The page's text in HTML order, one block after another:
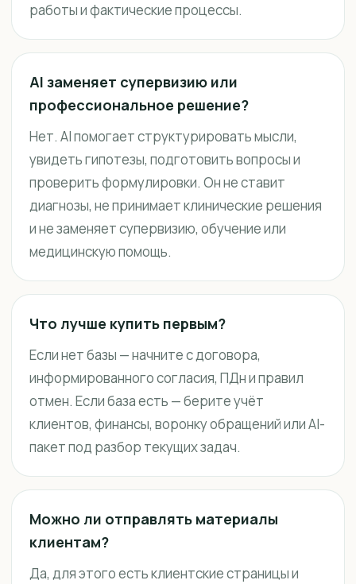
работы и фактические процессы.
AI заменяет супервизию или
профессиональное решение?
Нет. AI помогает структурировать мысли,
увидеть гипотезы, подготовить вопросы и
проверить формулировки. Он не ставит
диагнозы, не принимает клинические решения
и не заменяет супервизию, обучение или
медицинскую помощь.
Что лучше купить первым?
Если нет базы — начните с договора,
информированного согласия, ПДн и правил
отмен. Если база есть — берите учёт
клиентов, финансы, воронку обращений или AI-
пакет под разбор текущих задач.
Можно ли отправлять материалы
клиентам?
Да, для этого есть клиентские страницы и